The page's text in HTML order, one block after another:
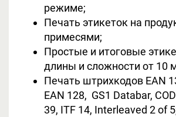
режиме;
Печать этикеток на
примесями;
Простые и итоговые
длины и сложности от 10
Печать штрихкодов EAN
EAN 128, GS1 Databar,
39, ITF 14, Interleaved 2 of